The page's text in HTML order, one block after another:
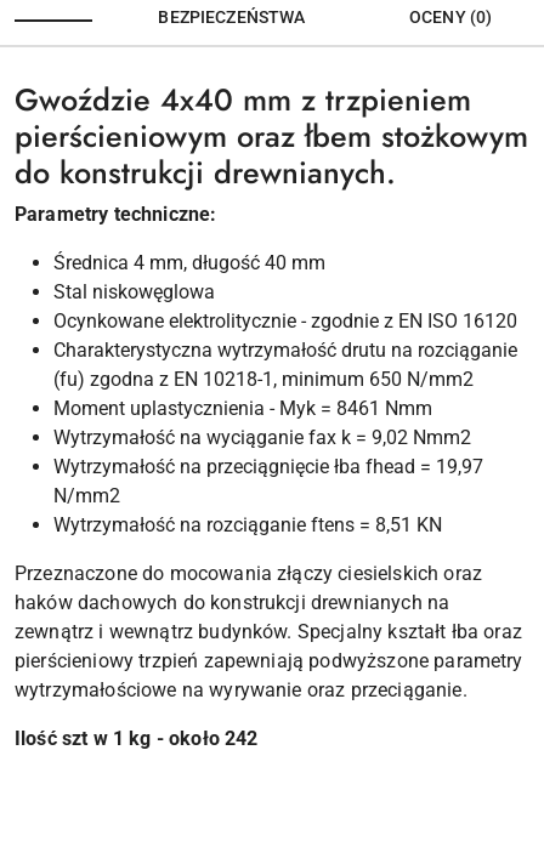
BEZPIECZEŃSTWA
OCENY (0)
Gwoździe 4x40 mm z trzpieniem
pierścieniowym oraz łbem stożkowym
do konstrukcji drewnianych.
Parametry techniczne:
Średnica 4 mm, długość 40 mm
Stal niskowęglowa
Ocynkowane elektrolitycznie - zgodnie z EN ISO 16120
Charakterystyczna wytrzymałość drutu na rozciąganie
(fu) zgodna z EN 10218-1, minimum 650 N/mm2
Moment uplastycznienia - Myk = 8461 Nmm
Wytrzymałość na wyciąganie fax k = 9,02 Nmm2
Wytrzymałość na przeciągnięcie łba fhead = 19,97
N/mm2
Wytrzymałość na rozciąganie ftens = 8,51 KN
Przeznaczone do mocowania złączy ciesielskich oraz
haków dachowych do konstrukcji drewnianych na
zewnątrz i wewnątrz budynków. Specjalny kształt łba oraz
pierścieniowy trzpień zapewniają podwyższone parametry
wytrzymałościowe na wyrywanie oraz przeciąganie.
Ilość szt w 1 kg - około 242